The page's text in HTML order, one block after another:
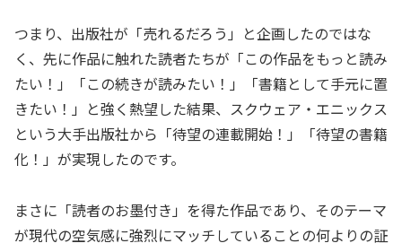
つまり、出版社が「売れるだろう」と企画したのではな
く、先に作品に触れた読者たちが「この作品をもっと読み
たい！」「この続きが読みたい！」「書籍として手元に置
きたい！」と強く熱望した結果、スクウェア・エニックス
という大手出版社から「待望の連載開始！」「待望の書籍
化！」が実現したのです。
まさに「読者のお墨付き」を得た作品であり、そのテーマ
が現代の空気感に強烈にマッチしていることの何よりの証